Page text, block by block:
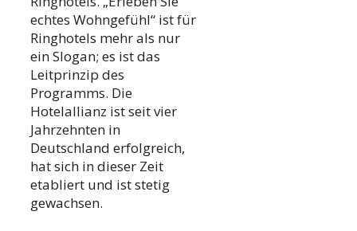
echtes Wohngefühl“ ist für
Ringhotels mehr als nur
ein Slogan; es ist das
Leitprinzip des
Programms. Die
Hotelallianz ist seit vier
Jahrzehnten in
Deutschland erfolgreich,
hat sich in dieser Zeit
etabliert und ist stetig
gewachsen.